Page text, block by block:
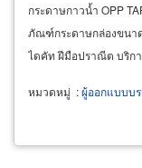
กระดาษกาวน้ำ OPP
ภัณฑ์กระดาษกล่องขนา
ไดคัท ฝีมือปราณีต บริก
หมวดหมู่ :ผู้ออกแบบบ